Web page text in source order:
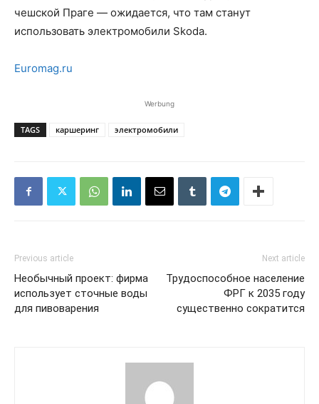
чешской Праге — ожидается, что там станут
использовать электромобили Skoda.
Euromag.ru
Werbung
TAGS каршеринг электромобили
Previous article
Необычный проект: фирма
использует сточные воды
для пивоварения
Next article
Трудоспособное население
ФРГ к 2035 году
существенно сократится